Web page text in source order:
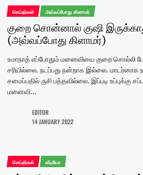
செய்திகள் அவ்வப்போது கிளாமர்
குறை சொன்னால் குஷி
(அவ்வப்போது கிளாமர்)
உமாநாத் எப்போதும் மனைவியை குறை சொல்லி
சரியில்லை. நடப்பது நன்றாக இல்லை.
சமைப்பதில் ருசி பத்தவில்லை. இப்படி உப்புக்கு
மனைவி...
EDITOR
14 JANUARY 2022
செய்திகள் வீடியோ